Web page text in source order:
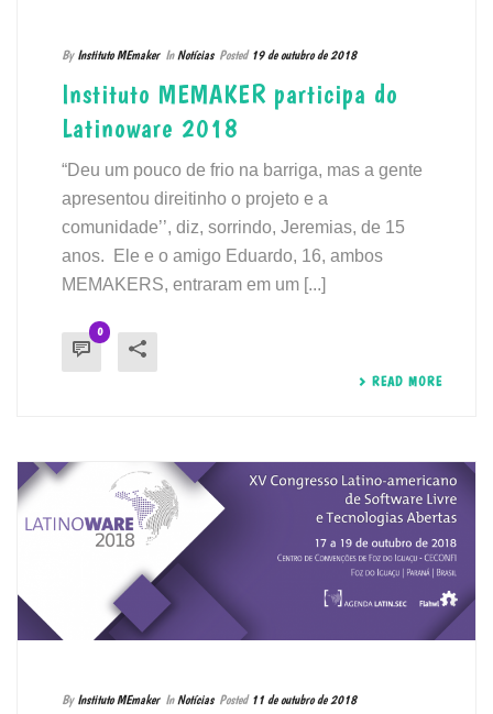
By Instituto MEmaker In Notícias Posted 19 de outubro de 2018
Instituto MEMAKER participa do
Latinoware 2018
“Deu um pouco de frio na barriga, mas a gente
apresentou direitinho o projeto e a
comunidade’’, diz, sorrindo, Jeremias, de 15
anos. Ele e o amigo Eduardo, 16, ambos
MEMAKERS, entraram em um [...]
0
READ MORE
By Instituto MEmaker In Notícias Posted 11 de outubro de 2018